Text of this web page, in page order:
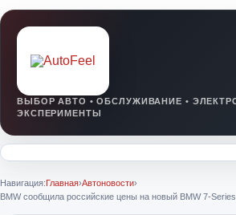
Навигация:Главная›Автоновости›
BMW сообщила российские цены на новый BMW 7-Series